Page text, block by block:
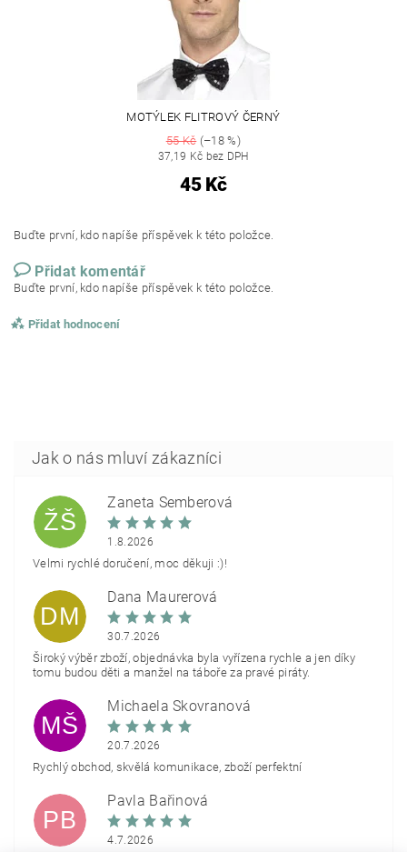
MOTÝLEK FLITROVÝ ČERNÝ
55 Kč(–18 %)
37,19 Kč bez DPH
45 Kč
Buďte první, kdo napíše příspěvek k této položce.
Přidat komentář
Buďte první, kdo napíše příspěvek k této položce.
Přidat hodnocení
ŽŠ
Žaneta Šemberová
1.8.2026
Velmi rychlé doručení, moc děkuji :)!
DM
Dana Maurerová
30.7.2026
Široký výběr zboží, objednávka byla vyřízena rychle a jen díky
tomu budou děti a manžel na táboře za pravé piráty.
MŠ
Michaela Škovranová
20.7.2026
Rychlý obchod, skvělá komunikace, zboží perfektní
PB
Pavla Bařinová
4.7.2026